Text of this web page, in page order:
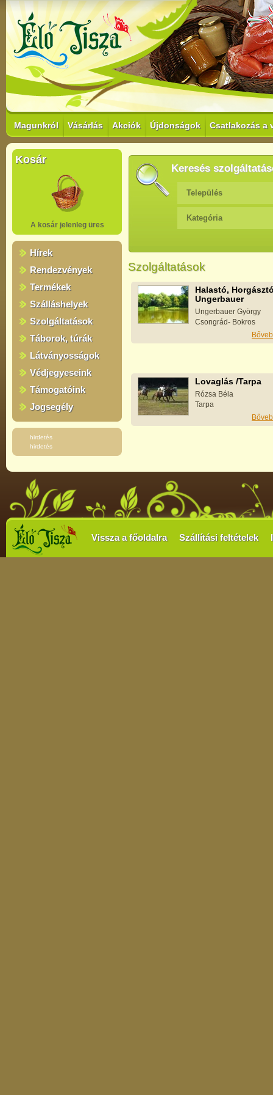
Magunkról Vásárlás Akciók Újdonságok Csatlakozás a
Kosár
A kosár jelenleg üres
Hírek
Rendezvények
Termékek
Szálláshelyek
Szolgáltatások
Táborok, túrák
Látványosságok
Védjegyeseink
Támogatóink
Jogsegély
hirdetés
hirdetés
Keresés
Település
Kategória
Szolgáltatások
Halastó,
Ungerbauer
Ungerbauer György
Csongrád- Bokros
Lovaglás /Tarpa
Rózsa Béla
Tarpa
Vissza a főoldalra Szállítási feltételek